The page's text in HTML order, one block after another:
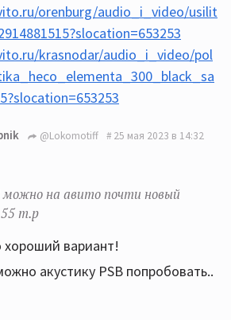
orenburg/audio_i_video/usilit
krasnodar/audio_i_video/pol
@Lokomotiff 25 мая 2023 в 14:32
можно на авито почти новый
т.р
вариант!
акустику PSB попробовать..